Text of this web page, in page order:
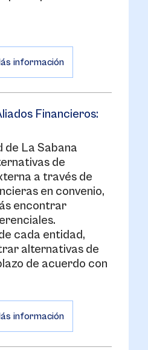
información
Financieros:
de La Sabana
de
a través de
en convenio,
encontrar
cada entidad,
alternativas de
de acuerdo con
información